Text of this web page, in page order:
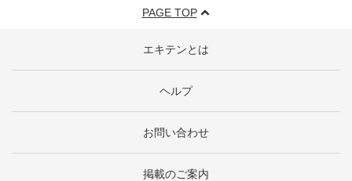
PAGE TOP
エキテンとは
ヘルプ
お問い合わせ
掲載のご案内